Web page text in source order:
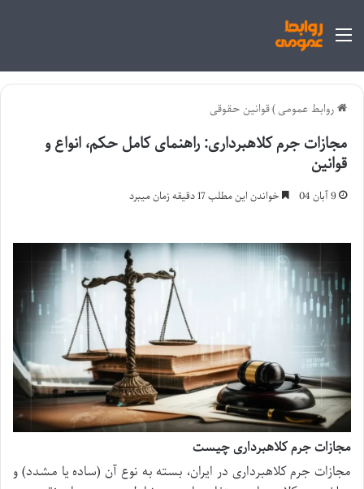
منو
روابط عمومی)قوانین حقوقی
مجازات جرم کلاهبرداری: راهنمای کامل حکم، انواع و
قوانین
9 آبان 04 خواندن این مطلب 17 دقیقه زمان میبرد
مجازات جرم کلاهبرداری چیست
مجازات جرم کلاهبرداری در ایران، بسته به نوع آن (ساده یا مشدد) و